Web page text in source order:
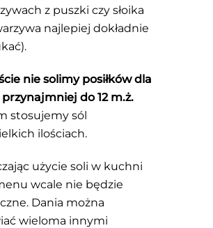
z puszki czy słoika
najlepiej dokładnie
nie solimy posiłków dla
przynajmniej do 12 m.ż.
stosujemy sól
ilościach.
użycie soli w kuchni
wcale nie będzie
Dania można
wieloma innymi